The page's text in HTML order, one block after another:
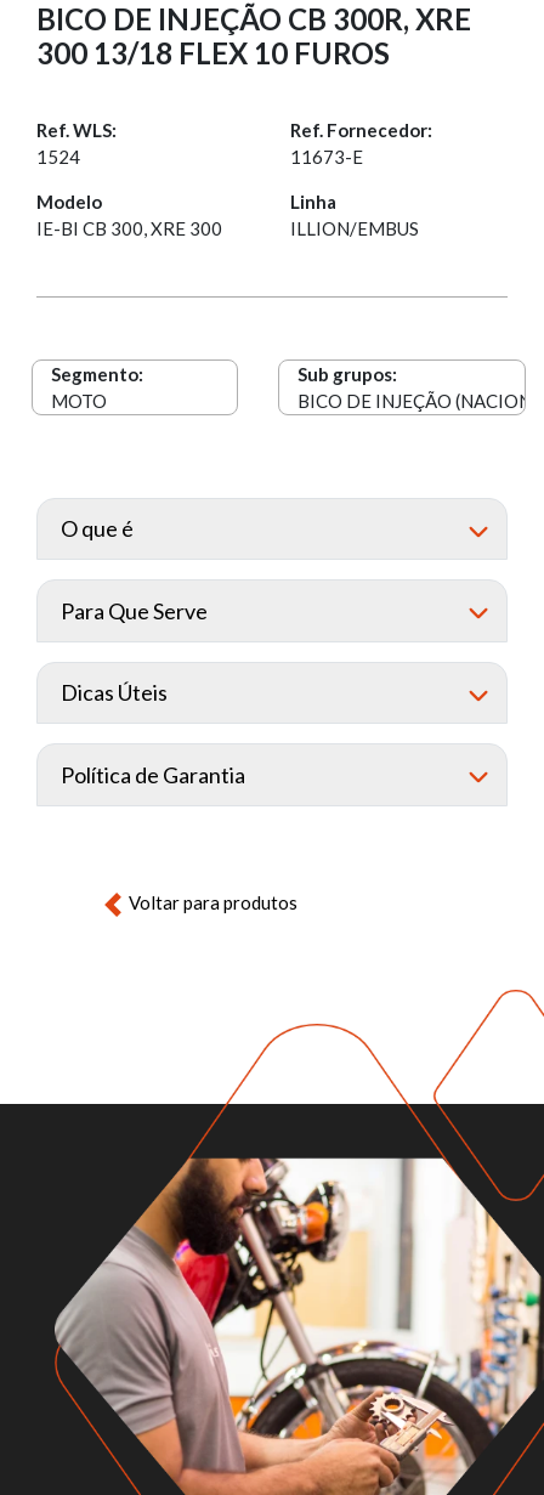
BICO DE INJEÇÃO CB 300R, XRE
300 13/18 FLEX 10 FUROS
Ref. WLS:
1524
Ref. Fornecedor:
11673-E
Modelo
IE-BI CB 300, XRE 300
Linha
ILLION/EMBUS
Segmento:
MOTO
Sub grupos:
BICO DE INJEÇÃO
O que é
Para Que Serve
Dicas Úteis
Política de Garantia
Voltar para produtos